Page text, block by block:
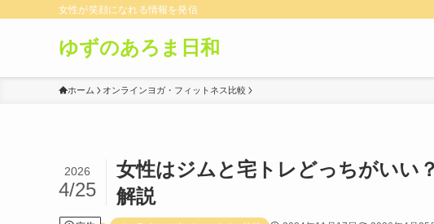
女性が笑顔になれる情報を発信
ゆずのあろま日和
ホーム オンラインヨガ・フィットネス比較
女性はジムと宅トレどっちがいい
解説
2026
4/25